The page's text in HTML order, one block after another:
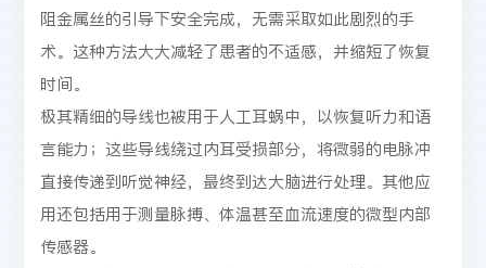
阻金属丝的引导下安全完成，无需采取如此剧烈的手
术。这种方法大大减轻了患者的不适感，并缩短了恢复
时间。
极其精细的导线也被用于人工耳蜗中，以恢复听力和语
言能力；这些导线绕过内耳受损部分，将微弱的电脉冲
直接传递到听觉神经，最终到达大脑进行处理。其他应
用还包括用于测量脉搏、体温甚至血流速度的微型内部
传感器。